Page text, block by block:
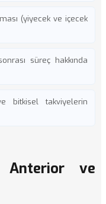
(yiyecek ve içecek
süreç hakkında
bitkisel takviyelerin
Anterior ve